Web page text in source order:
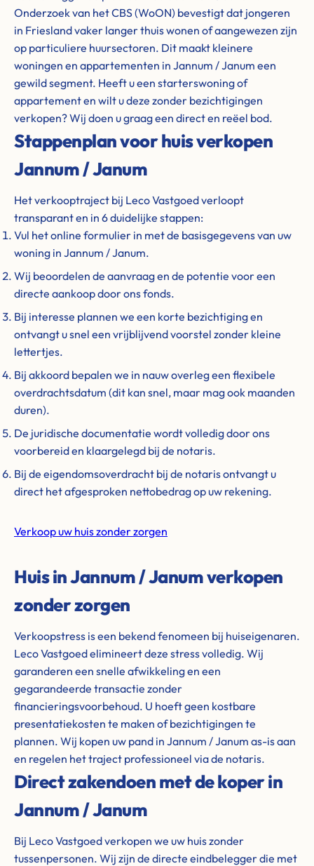
Onderzoek van het CBS (WoON) bevestigt dat jongeren
in Friesland vaker langer thuis wonen of aangewezen zijn
op particuliere huursectoren. Dit maakt kleinere
woningen en appartementen in Jannum / Janum een
gewild segment. Heeft u een starterswoning of
appartement en wilt u deze zonder bezichtigingen
verkopen? Wij doen u graag een direct en reëel bod.
Stappenplan voor huis verkopen
Jannum / Janum
Het verkooptraject bij Leco Vastgoed verloopt
transparant en in 6 duidelijke stappen:
Vul het online formulier in met de basisgegevens van uw
woning in Jannum / Janum.
Wij beoordelen de aanvraag en de potentie voor een
directe aankoop door ons fonds.
Bij interesse plannen we een korte bezichtiging en
ontvangt u snel een vrijblijvend voorstel zonder kleine
lettertjes.
Bij akkoord bepalen we in nauw overleg een flexibele
overdrachtsdatum (dit kan snel, maar mag ook maanden
duren).
De juridische documentatie wordt volledig door ons
voorbereid en klaargelegd bij de notaris.
Bij de eigendomsoverdracht bij de notaris ontvangt u
direct het afgesproken nettobedrag op uw rekening.
Verkoop uw huis zonder zorgen
Huis in Jannum / Janum verkopen
zonder zorgen
Verkoopstress is een bekend fenomeen bij huiseigenaren.
Leco Vastgoed elimineert deze stress volledig. Wij
garanderen een snelle afwikkeling en een
gegarandeerde transactie zonder
financieringsvoorbehoud. U hoeft geen kostbare
presentatiekosten te maken of bezichtigingen te
plannen. Wij kopen uw pand in Jannum / Janum as-is aan
en regelen het traject professioneel via de notaris.
Direct zakendoen met de koper in
Jannum / Janum
Bij Leco Vastgoed verkopen we uw huis zonder
tussenpersonen. Wij zijn de directe eindbelegger die met